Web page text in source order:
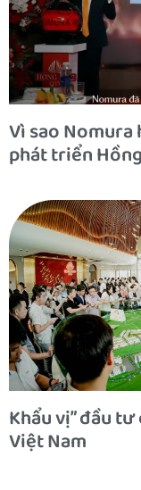
Vì sao
phát triển
Khẩu vị” đầu
Việt Nam